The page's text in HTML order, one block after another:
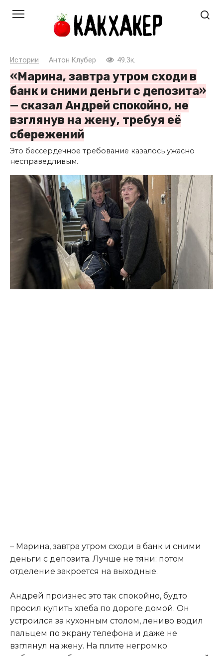
Истории Антон Клубер 49.3к.
«Марина, завтра утром сходи в
банк и сними деньги с депозита»
— сказал Андрей спокойно, не
взглянув на жену, требуя её
сбережений
Это бессердечное требование казалось ужасно
несправедливым.
– Марина, завтра утром сходи в банк и сними
деньги с депозита. Лучше не тяни: потом
отделение закроется на выходные.
Андрей произнес это так спокойно, будто
просил купить хлеба по дороге домой. Он
устроился за кухонным столом, лениво водил
пальцем по экрану телефона и даже не
взглянул на жену. На плите негромко